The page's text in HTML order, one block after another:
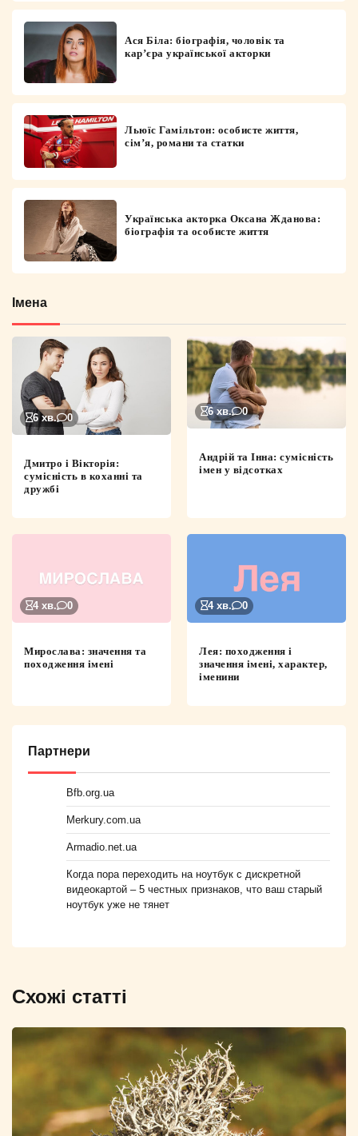
Ася Біла: біографія, чоловік та
кар’єра української акторки
Льюїс Гамільтон: особисте життя,
сім’я, романи та статки
Українська акторка Оксана Жданова:
біографія та особисте життя
Імена
6 хв. 0
Дмитро і Вікторія:
сумісність в коханні та
дружбі
6 хв. 0
Андрій та Інна: сумісність
імен у відсотках
4 хв. 0
Мирослава: значення та
походження імені
4 хв. 0
Лея: походження і
значення імені, характер,
іменини
Партнери
Bfb.org.ua
Merkury.com.ua
Armadio.net.ua
Когда пора переходить на ноутбук с дискретной
видеокартой – 5 честных признаков, что ваш старый
ноутбук уже не тянет
Схожі статті